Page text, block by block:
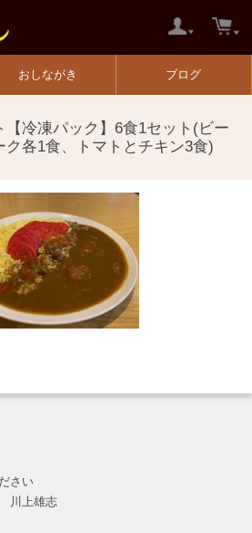
おしながき ブログ
【冷凍パック】6食1セット(ビー
ク各1食、トマトとチキン3食)
さい
川上雄志